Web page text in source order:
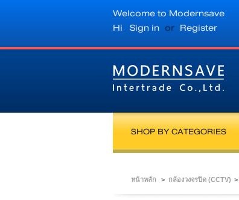
Welcome to Modernsave
Hi Sign in or Register
SHOP BY CATEGORIES
หน้าหลัก > กล้องวงจรปิด (CCTV) >